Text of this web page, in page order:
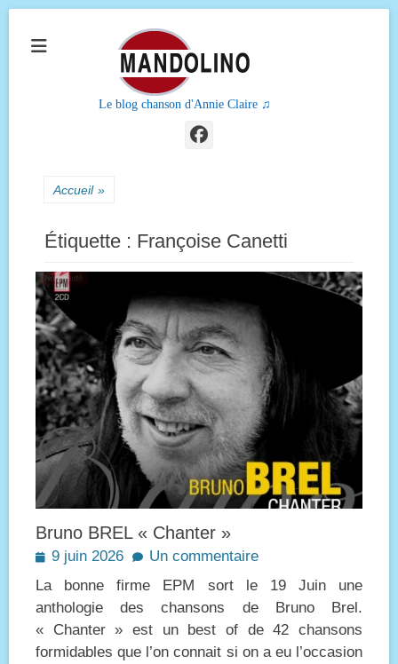
Le blog chanson d'Annie Claire ♫
Facebook
Accueil »
Étiquette : Françoise Canetti
Bruno BREL « Chanter »
Posted
9 juin 2026
Un commentaire
La bonne firme EPM sort le 19 Juin une
anthologie des chansons de Bruno Brel.
« Chanter » est un best of de 42 chansons
formidables que l’on connait si on a eu l’occasion